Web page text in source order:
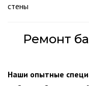
стены
Ремонт
Наши опытные